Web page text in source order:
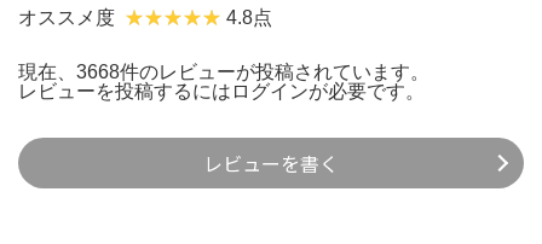
オススメ度 4.8点
現在、3668件のレビューが投稿されています。
レビューを投稿するには ログインが必要です。
レビューを書く